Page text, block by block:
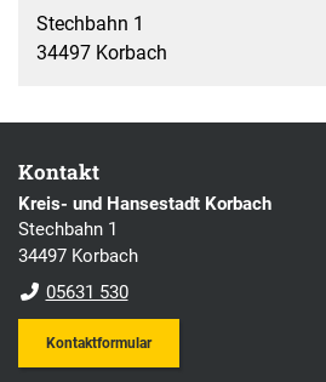
Stechbahn 1
34497 Korbach
Kontakt
Kreis- und Hansestadt Korbach
Stechbahn 1
34497 Korbach
05631 530
Kontaktformular